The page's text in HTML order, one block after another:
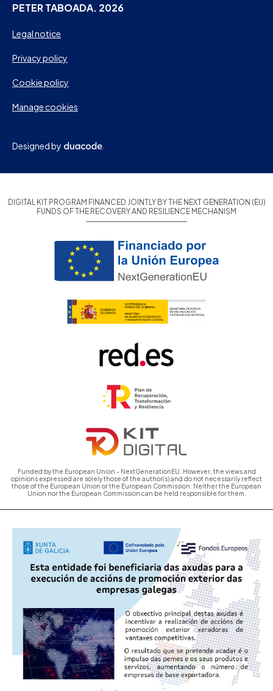
PETER TABOADA. 2026
Legal notice
Privacy policy
Cookie policy
Manage cookies
Designed by
DIGITAL KIT PROGRAM FINANCED JOINTLY BY THE NEXT GENERATION (EU)
FUNDS OF THE RECOVERY AND RESILIENCE MECHANISM
Funded by the European Union - NextGenerationEU. However, the views and
opinions expressed are solely those of the author(s) and do not necessarily reflect
those of the European Union or the European Commission. Neither the European
Union nor the European Commission can be held responsible for them.